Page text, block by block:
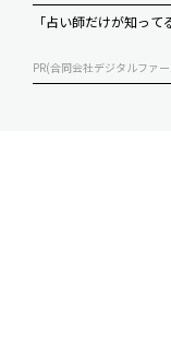
「占い師だけが知っ
PR(合同会社デジタルファ